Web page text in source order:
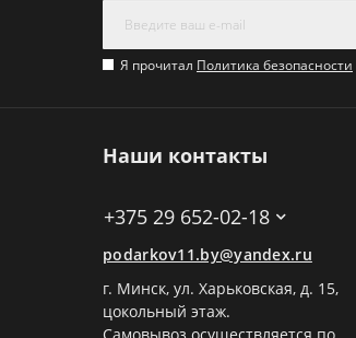
Я прочитал Политика безопасности
Наши контакты
+375 29 652-02-18
podarkov11.by@yandex.ru
г. Минск, ул. Харьковская, д. 15,
цокольный этаж.
Самовывоз осуществляется по